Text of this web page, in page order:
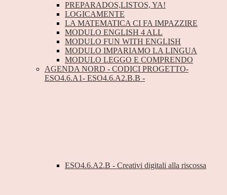
PREPARADOS,LISTOS, YA!
LOGICAMENTE
LA MATEMATICA CI FA IMPAZZIRE
MODULO ENGLISH 4 ALL
MODULO FUN WITH ENGLISH
MODULO IMPARIAMO LA LINGUA
MODULO LEGGO E COMPRENDO
AGENDA NORD - CODICI PROGETTO-
ESO4.6.A1- ESO4.6.A2.B.B -
ESO4.6.A2.B - Creativi digitali alla riscossa